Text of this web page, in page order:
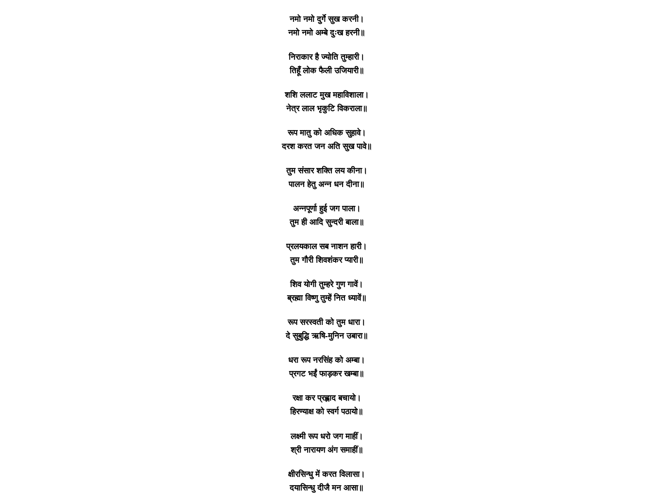
नमो नमो दुर्गे सुख करनी।
नमो नमो अम्बे दुःख हरनी॥
निराकार है ज्योति तुम्हारी।
तिहूँ लोक फैली उजियारी॥
शशि ललाट मुख महाविशाला।
नेत्र लाल भृकुटि विकराला॥
रूप मातु को अधिक सुहावे।
दरश करत जन अति सुख पावे॥
तुम संसार शक्ति लय कीना।
पालन हेतु अन्न धन दीना॥
अन्नपूर्णा हुई जग पाला।
तुम ही आदि सुन्दरी बाला॥
प्रलयकाल सब नाशन हारी।
तुम गौरी शिवशंकर प्यारी॥
शिव योगी तुम्हरे गुण गावें।
ब्रह्मा विष्णु तुम्हें नित ध्यावें॥
रूप सरस्वती को तुम धारा।
दे सुबुद्धि ऋषि-मुनिन उबारा॥
धरा रूप नरसिंह को अम्बा।
प्रगट भईं फाड़कर खम्बा॥
रक्षा कर प्रह्लाद बचायो।
हिरण्याक्ष को स्वर्ग पठायो॥
लक्ष्मी रूप धरो जग माहीं।
श्री नारायण अंग समाहीं॥
क्षीरसिन्धु में करत विलासा।
दयासिन्धु दीजै मन आसा॥